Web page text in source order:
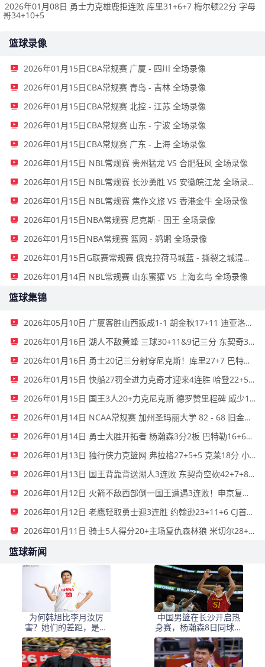
2026年01月08日 勇士力克雄鹿拒连败 库里31+6+7 梅尔顿22分 字母
哥34+10+5
篮球录像
2026年01月15日CBA常规赛 广厦 - 四川 全场录像
2026年01月15日CBA常规赛 青岛 - 吉林 全场录像
2026年01月15日CBA常规赛 北控 - 江苏 全场录像
2026年01月15日CBA常规赛 山东 - 宁波 全场录像
2026年01月15日CBA常规赛 广东 - 上海 全场录像
2026年01月15日 NBL常规赛 贵州猛龙 VS 合肥狂风 全场录像
2026年01月15日 NBL常规赛 长沙勇胜 VS 安徽皖江龙 全场录像
2026年01月15日 NBL常规赛 焦作文旅 VS 香港金牛 全场录像
2026年01月15日NBA常规赛 尼克斯 - 国王 全场录像
2026年01月15日NBA常规赛 篮网 - 鹈鹕 全场录像
2026年01月15日G联赛常规赛 俄克拉荷马城蓝 - 撕裂之城混音 全场录像
2026年01月14日 NBL常规赛 山东蜜獾 VS 上海玄鸟 全场录像
篮球集锦
2026年05月10日 广厦客胜山西扳成1-1 胡金秋17+11 迪亚洛关键上篮不中
2026年01月16日 湖人不敌黄蜂 三球30+11&9记三分 东契奇39分 詹姆斯29+9+6
2026年01月16日 勇士20记三分射穿尼克斯！库里27+7 巴特勒32+8 穆迪三分9中7
2026年01月15日 快船27罚全进力克奇才迎来4连胜 哈登22+5+8 伦纳德33分4断
2026年01月15日 国王3人20+力克尼克斯 德罗赞里程碑 威少11助 布伦森伤退
2026年01月14日 NCAA常规赛 加州圣玛丽大学 82 - 68 旧金山大学 全场集锦
2026年01月14日 勇士大胜开拓者 杨瀚森3分2板 巴特勒16+6+5 库里9中2送11助
2026年01月13日 独行侠力克篮网 弗拉格27+5+5 克莱18分 小波特28+9
2026年01月13日 国王背靠背送湖人3连败 东契奇空砍42+7+8+4断 威少22+5+7
2026年01月12日 火箭不敌西部倒一国王遭遇3连败！申京复出19+9 阿门31+13+6
2026年01月12日 老鹰轻取勇士迎3连胜 约翰逊23+11+6 CJ首秀12分 库里31+5
2026年01月11日 骑士5人得分20+主场复仇森林狼 米切尔28+8 爱德华兹25+5
篮球新闻
为何韩旭比李月汝厉
害？她们的差距，是张
子宇选秀顺位暴跌的原
因
中国男篮在长沙开启热
身赛，杨瀚森8日同球队
会合